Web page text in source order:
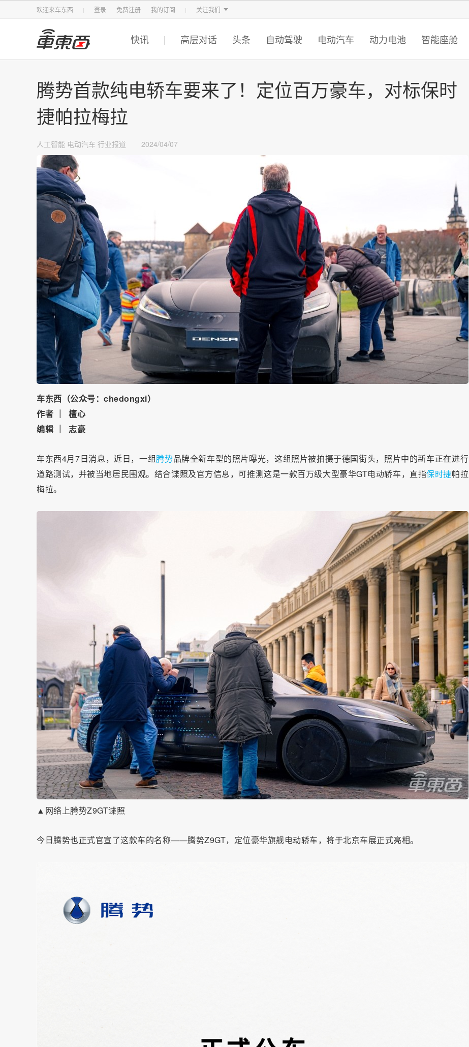
欢迎来车东西 登录 免费注册 我的订阅 关注我们
智东西 车东西 芯东西 智猩猩
快讯 高层对话 头条 自动驾驶 电动汽车 动力电池 智能座舱
腾势首款纯电轿车要来了！定位百万豪车，对标保时
捷帕拉梅拉
人工智能 电动汽车 行业报道 2024/04/07
车东西（公众号：chedongxi）
作者 ｜ 檀心
编辑 ｜ 志豪
车东西4月7日消息，近日，一组腾势品牌全新车型的照片曝光，这组照片被拍摄于德国街头，照片中的新车正在进行
道路测试，并被当地居民围观。结合谍照及官方信息，可推测这是一款百万级大型豪华GT电动轿车，直指保时捷帕拉
梅拉。
▲网络上腾势Z9GT谍照
今日腾势也正式官宣了这款车的名称——腾势Z9GT，定位豪华旗舰电动轿车，将于北京车展正式亮相。